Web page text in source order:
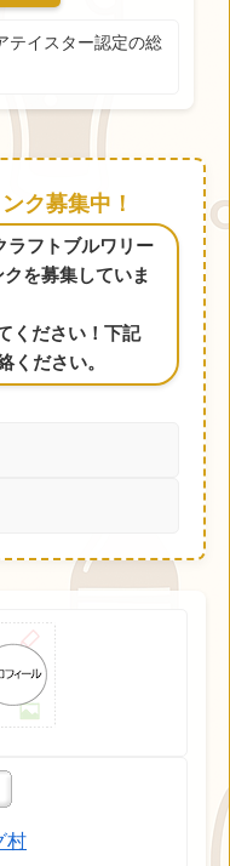
テイスター認定の総
ク募集中！
フトブルワリー
を募集していま
ください！下記
ください。
村